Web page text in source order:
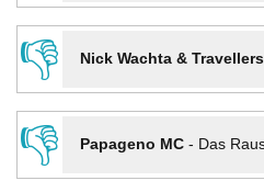
👎
Nick Wachta & Travellers
👎
Papageno MC- Das